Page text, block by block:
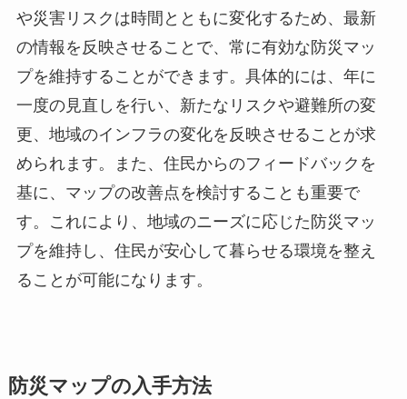
や災害リスクは時間とともに変化するため、最新
の情報を反映させることで、常に有効な防災マッ
プを維持することができます。具体的には、年に
一度の見直しを行い、新たなリスクや避難所の変
更、地域のインフラの変化を反映させることが求
められます。また、住民からのフィードバックを
基に、マップの改善点を検討することも重要で
す。これにより、地域のニーズに応じた防災マッ
プを維持し、住民が安心して暮らせる環境を整え
ることが可能になります。
防災マップの入手方法